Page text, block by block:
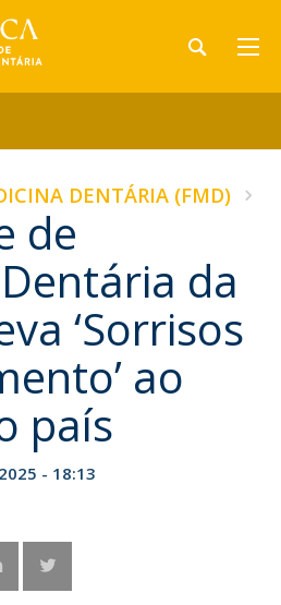
DENTÁRIA (FMD)
de
da
‘Sorrisos
ao
país
- 18:13